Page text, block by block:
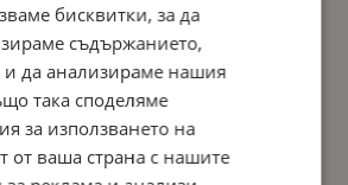
cм.
бисквитки, за да
съдържанието,
и да анализираме нашия
така споделяме
за използването на
от ваша страна с нашите